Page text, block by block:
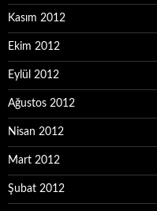
Kasım 2012
Ekim 2012
Eylül 2012
Ağustos 2012
Nisan 2012
Mart 2012
Şubat 2012